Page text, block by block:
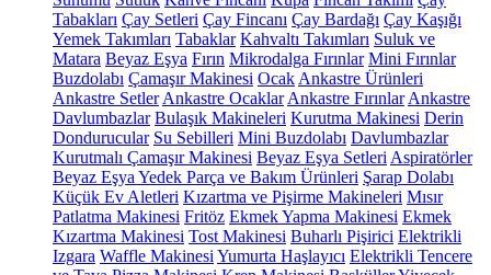
Tabakları Çay Setleri Çay Fincanı Çay Bardağı Çay Kaşığı
Yemek Takımları Tabaklar Kahvaltı Takımları Suluk ve
Matara Beyaz Eşya Fırın Mikrodalga Fırınlar Mini Fırınlar
Buzdolabı Çamaşır Makinesi Ocak Ankastre Ürünleri
Ankastre Setler Ankastre Ocaklar Ankastre Fırınlar Ankastre
Davlumbazlar Bulaşık Makineleri Kurutma Makinesi Derin
Dondurucular Su Sebilleri Mini Buzdolabı Davlumbazlar
Kurutmalı Çamaşır Makinesi Beyaz Eşya Setleri Aspiratörler
Beyaz Eşya Yedek Parça ve Bakım Ürünleri Şarap Dolabı
Küçük Ev Aletleri Kızartma ve Pişirme Makineleri Mısır
Patlatma Makinesi Fritöz Ekmek Yapma Makinesi Ekmek
Kızartma Makinesi Tost Makinesi Buharlı Pişirici Elektrikli
Izgara Waffle Makinesi Yumurta Haşlayıcı Elektrikli Tencere